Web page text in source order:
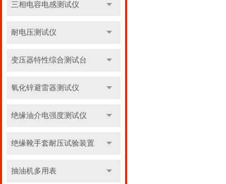
三相电容电感测试仪
耐电压测试仪
变压器特性综合测试台
氧化锌避雷器测试仪
绝缘油介电强度测试仪
绝缘靴手套耐压试验装置
抽油机多用表